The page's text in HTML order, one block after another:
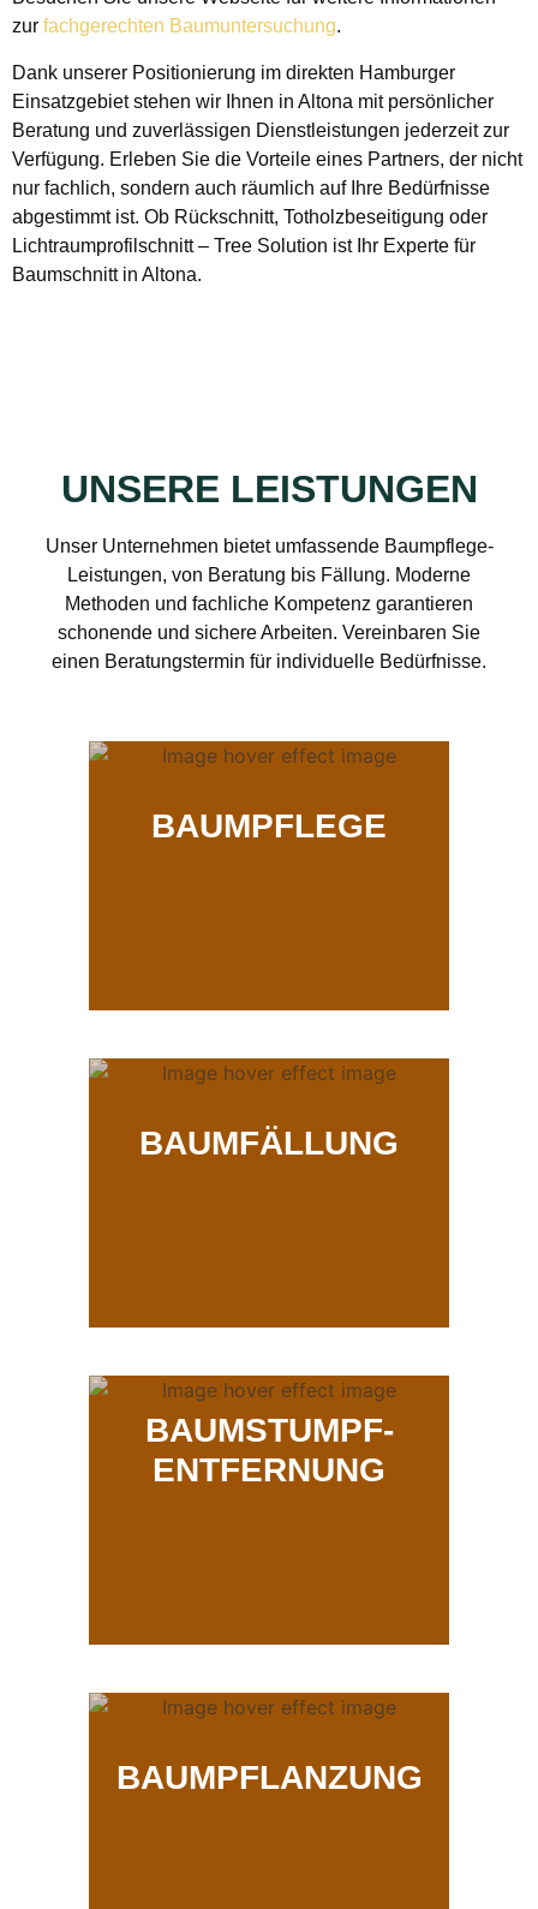
zur fachgerechten Baumuntersuchung.
Dank unserer Positionierung im direkten Hamburger
Einsatzgebiet stehen wir Ihnen in Altona mit persönlicher
Beratung und zuverlässigen Dienstleistungen jederzeit zur
Verfügung. Erleben Sie die Vorteile eines Partners, der nicht
nur fachlich, sondern auch räumlich auf Ihre Bedürfnisse
abgestimmt ist. Ob Rückschnitt, Totholzbeseitigung oder
Lichtraumprofilschnitt – Tree Solution ist Ihr Experte für
Baumschnitt in Altona.
UNSERE LEISTUNGEN
Unser Unternehmen bietet umfassende Baumpflege-
Leistungen, von Beratung bis Fällung. Moderne
Methoden und fachliche Kompetenz garantieren
schonende und sichere Arbeiten. Vereinbaren Sie
einen Beratungstermin für individuelle Bedürfnisse.
BAUMPFLEGE
BAUMFÄLLUNG
BAUMSTUMPF-
ENTFERNUNG
BAUMPFLANZUNG